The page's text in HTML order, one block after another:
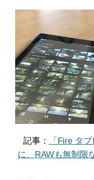
記事：
「Fire タ
に、RAWも無制限